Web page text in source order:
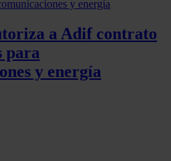
a Adif contrato
para
y energía